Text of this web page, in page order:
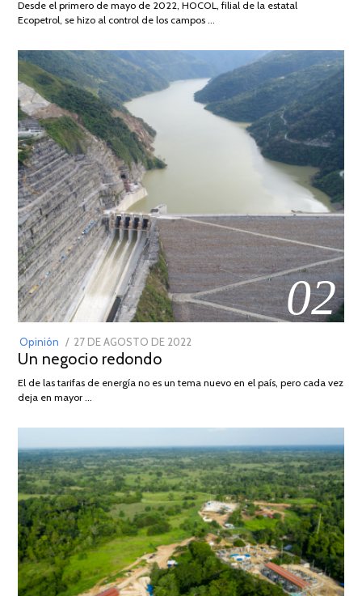
2026
Desde el primero de mayo de 2022, HOCOL, filial de la estatal
Ecopetrol, se hizo al control de los campos …
02
Opinión
POSTED
ON
27 DE AGOSTO DE 2022
DE
Un negocio redondo
El de las tarifas de energía no es un tema nuevo en el país, pero cada vez
deja en mayor …